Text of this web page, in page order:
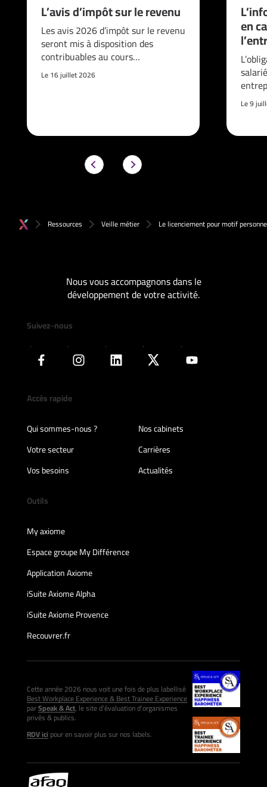
L’avis d’impôt sur le revenu
Les avis 2026 d’impôt sur le revenu
seront mis à disposition des
contribuables au cours…
Le 16 juillet 2026
en
Le 9
Ressources Veille métier Le licenciement pour motif
Nous vous accompagnons dans le
développement de votre activité.
Suivez-nous
Accès rapide
Qui sommes-nous ?
Nos cabinets
Votre secteur
Carrières
Vos besoins
Actualités
Outils
My axiome
Espace groupe My Différence
Application Axiome
iSuite Axiome Alpha
iSuite Axiome Provence
Recouvrer.fr
Cette année 2026 nous voit une fois de plus labellisé
Best Workplace Experience & Best Trainee Experience
parSpeak & Act, le site d’évaluation d’organismes
privés & publics.
RDV icipour en savoir plus sur nos labels.